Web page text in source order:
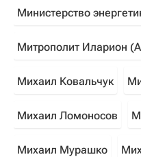
Министерство
Митрополит Иларион
Михаил Ковальчук
Михаил Ломоносов
Михаил Мурашко